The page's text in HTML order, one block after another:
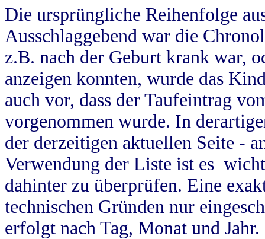
Die ursprüngliche Reihenfolge
Ausschlaggebend war die
z.B. nach der Geburt krank war,
anzeigen konnten, wurde das
auch vor, dass der Taufeintrag
vorgenommen wurde. In
der derzeitigen aktuellen Seite -
Verwendung der Liste ist es
dahinter zu überprüfen. Eine
technischen Gründen nur
erfolgt nach Tag, Monat und Jahr.